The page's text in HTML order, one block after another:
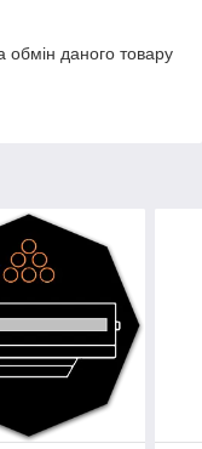
даного товару